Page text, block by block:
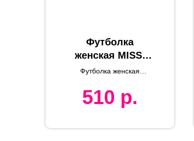
Футболка
женская MISS,
белый, S, 100%
Футболка женская
510 р.